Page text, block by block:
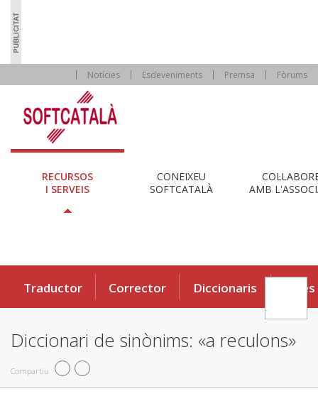
Notícies Esdeveniments Premsa Fòrums
RECURSOS
I SERVEIS
CONEIXEU
SOFTCATALÀ
AMB
Traductor Corrector Diccionaris Eines
Diccionari de sinònims: «a reculons»
Compartiu